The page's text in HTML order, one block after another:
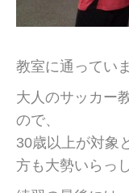
教室に通っていま
大人のサッカー
ので、
30歳以上が対象
方も大勢いらっ